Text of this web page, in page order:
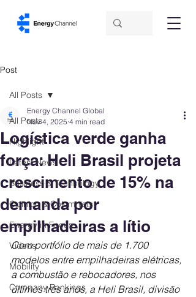
Post
All Posts
Highlight
Latest News
Business & Technology
Opinion & Columnists
Energy in Focus
Videos
Mobility
Company Rankings
All Posts
Logística verde ganha
força: Heli Brasil projeta
crescimento de 15% na
demanda por
empilhadeiras a lítio
Energy Channel Global
Nov 4, 2025 4 min read
Com portfólio de mais de 1.700
modelos entre empilhadeiras elétricas,
a combustão e rebocadores, nos
últimos três anos, a Heli Brasil, divisão